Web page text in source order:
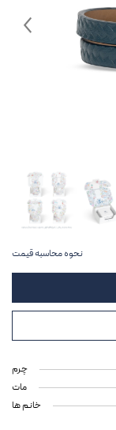
نحوه محاسبه قیمت
چرم
مات
خانم ها